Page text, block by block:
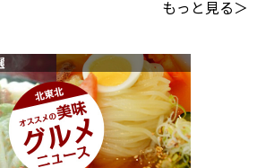
もっと見る＞